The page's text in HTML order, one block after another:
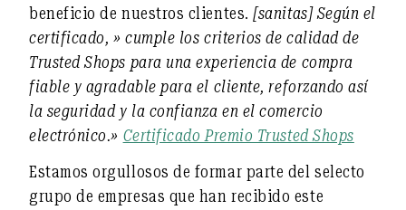
beneficio de nuestros clientes.[sanitas] Según el
certificado, » cumple los criterios de calidad de
Trusted Shops para una experiencia de compra
fiable y agradable para el cliente, reforzando así
la seguridad y la confianza en el comercio
electrónico.» Certificado Premio Trusted Shops
Estamos orgullosos de formar parte del selecto
grupo de empresas que han recibido este